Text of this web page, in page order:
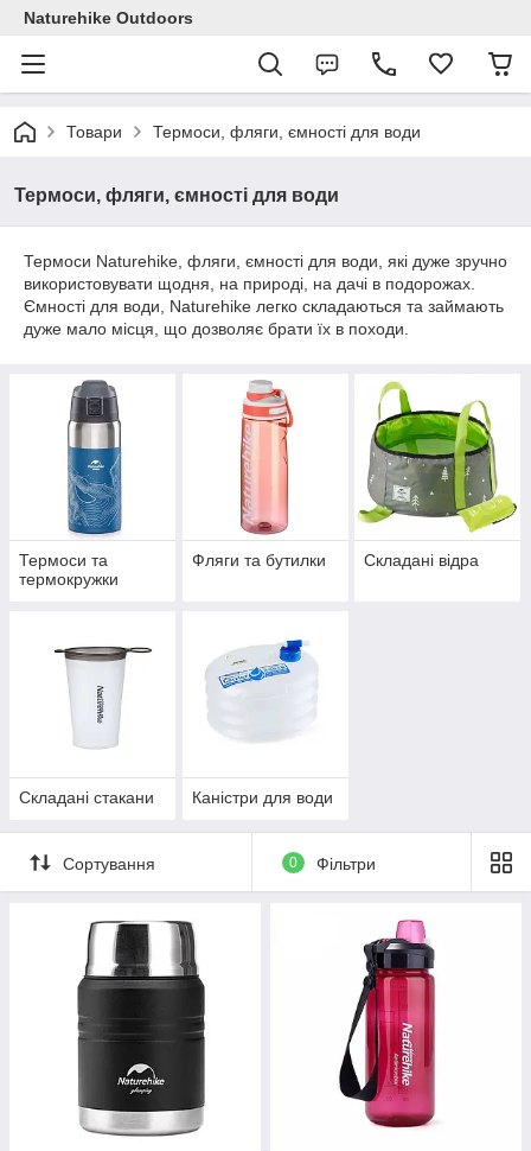
Naturehike Outdoors
Товари Термоси, фляги, ємності для води
Термоси, фляги, ємності для води
Термоси Naturehike, фляги, ємності для води, які дуже зручно
використовувати щодня, на природі, на дачі в подорожах.
Ємності для води, Naturehike легко складаються та займають
дуже мало місця, що дозволяє брати їх в походи.
Термоси та
термокружки
Фляги та бутилки Складані відра
Складані стакани Каністри для води
Сортування 0 Фільтри